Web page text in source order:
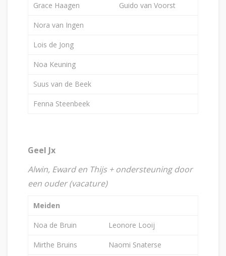
Grace Haagen Guido van Voorst
Nora van Ingen
Lois de Jong
Noa Keuning
Suus van de Beek
Fenna Steenbeek
Geel Jx
Alwin, Eward en Thijs + ondersteuning door
een ouder (vacature)
Meiden
Noa de Bruin Leonore Looij
Mirthe Bruins Naomi Snaterse